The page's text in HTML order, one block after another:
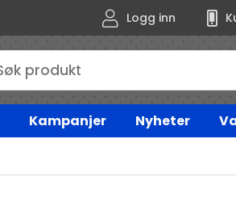
Logg inn
Kampanjer Nyheter